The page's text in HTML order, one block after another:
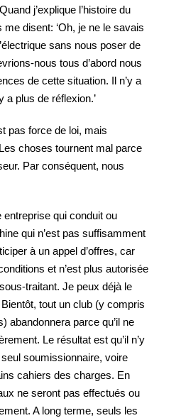
j’explique l’histoire du
disent: ‘Oh, je ne le savais
sans nous poser de
nous tous d’abord nous
de cette situation. Il n’y a
a plus de réflexion.’
pas force de loi, mais
choses tournent mal parce
Par conséquent, nous
entreprise qui conduit ou
qui n’est pas suffisamment
à un appel d’offres, car
et n’est plus autorisée
traitant. Je peux déjà le
tout un club (y compris
abandonnera parce qu’il ne
Le résultat est qu’il n’y
seul soumissionnaire, voire
cahiers des charges. En
ne seront pas effectués ou
A long terme, seuls les